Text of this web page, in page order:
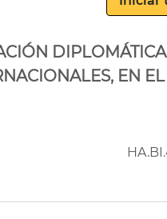
DIPLOMÁTICA
EN EL